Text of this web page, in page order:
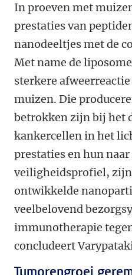
In proeven met
prestaties van
nanodeeltjes met de
Met name de
sterkere
muizen. Die
betrokken zijn bij het
kankercellen in het
prestaties en hun
veiligheidsprofiel,
ontwikkelde
veelbelovend
immunotherapie
concludeert